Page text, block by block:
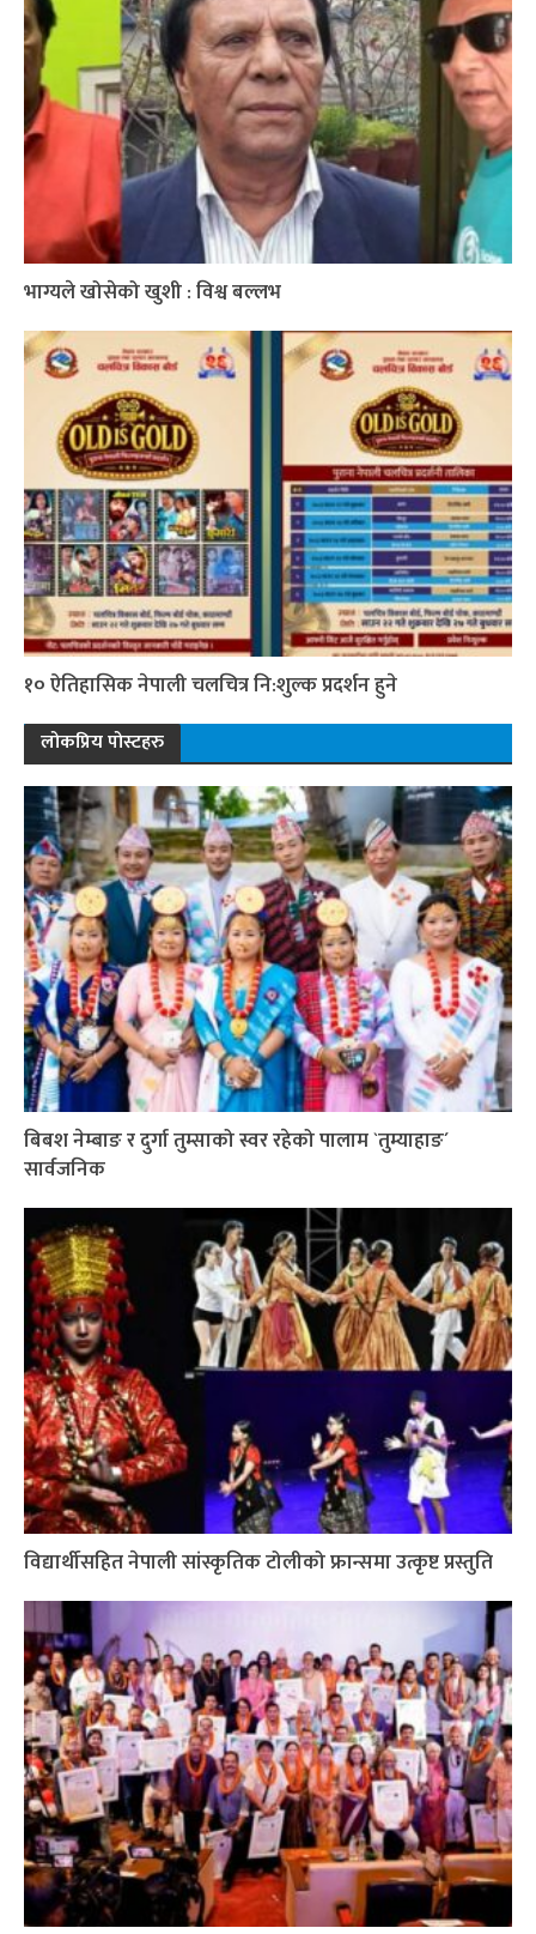
भाग्यले खोसेको खुशी : विश्व बल्लभ
१० ऐतिहासिक नेपाली चलचित्र नि:शुल्क प्रदर्शन हुने
लोकप्रिय पोस्टहरु
बिबश नेम्बाङ र दुर्गा तुम्साको स्वर रहेको पालाम `तुम्याहाङ´
सार्वजनिक
विद्यार्थीसहित नेपाली सांस्कृतिक टोलीको फ्रान्समा उत्कृष्ट प्रस्तुति